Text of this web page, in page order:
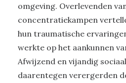
omgeving. Overlevenden
concentratiekampen
hun traumatische
werkte op het aankunnen
Afwijzend en vijandig
daarentegen verergerden